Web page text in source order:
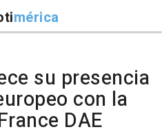
mérica
su presencia
con la
DAE